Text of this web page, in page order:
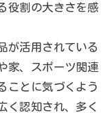
役割の大きさを感
が活用されている
家、スポーツ関連
ことに気づくよう
く認知され、多く